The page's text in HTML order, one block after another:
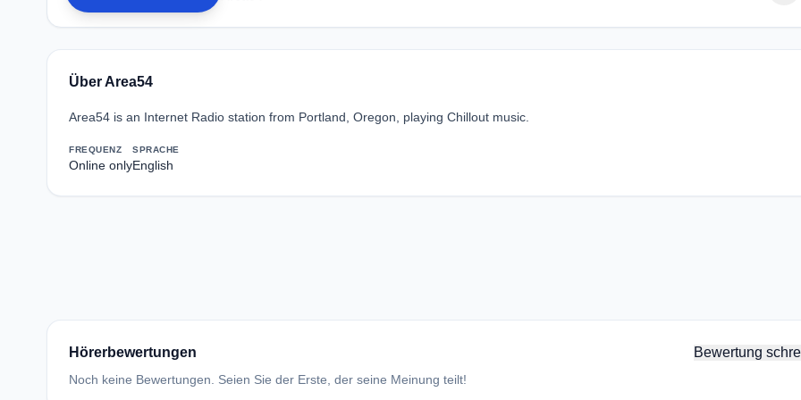
Über Area54
Area54 is an Internet Radio station from Portland, Oregon, playing Chillout music.
FREQUENZ
Online only
SPRACHE
English
Hörerbewertungen Bewertung
Noch keine Bewertungen. Seien Sie der Erste, der seine Meinung teilt!